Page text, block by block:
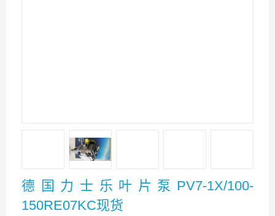
德国力士乐叶片泵PV7-1X/100-
150RE07KC现货